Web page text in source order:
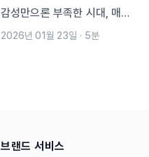
감성만으론 부족한 시대, 매출
까지 연결되는 카페 이름 추천
완성해보세요.
2026년 01월 23일 · 5분
브랜드 서비스